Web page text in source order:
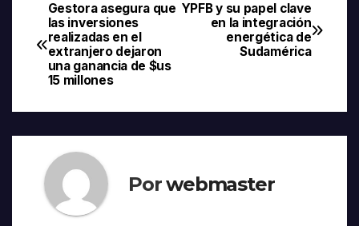
Navegación
de
entradas
YPFB y su papel clave
en la integración
energética de
Sudamérica
Gestora asegura que
las inversiones
realizadas en el
extranjero dejaron
una ganancia de $us
15 millones
Porwebmaster